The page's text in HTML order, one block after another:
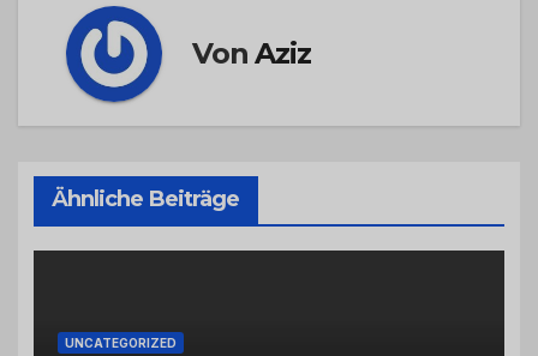
VonAziz
Ähnliche Beiträge
UNCATEGORIZED